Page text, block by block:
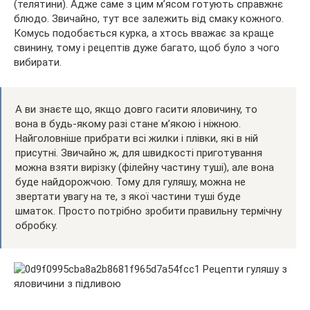
(телятини). Адже саме з цим м’ясом готують справжнє
блюдо. Звичайно, тут все залежить від смаку кожного.
Комусь подобається курка, а хтось вважає за краще
свинину, тому і рецептів дуже багато, щоб було з чого
вибирати.
А ви знаєте що, якщо довго гасити яловичину, то
вона в будь-якому разі стане м’якою і ніжною.
Найголовніше прибрати всі жилки і плівки, які в ній
присутні. Звичайно ж, для швидкості приготування
можна взяти вирізку (філейну частину туші), але вона
буде найдорожчою. Тому для гуляшу, можна не
звертати увагу на те, з якої частини туші буде
шматок. Просто потрібно зробити правильну термічну
обробку.